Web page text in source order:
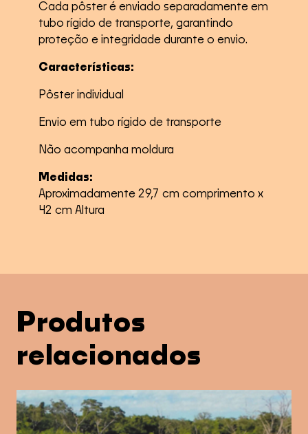
Cada pôster é enviado separadamente em
tubo rígido de transporte, garantindo
proteção e integridade durante o envio.
Características:
Pôster individual
Envio em tubo rígido de transporte
Não acompanha moldura
Medidas:
Aproximadamente 29,7 cm comprimento x
42 cm Altura
Produtos
relacionados